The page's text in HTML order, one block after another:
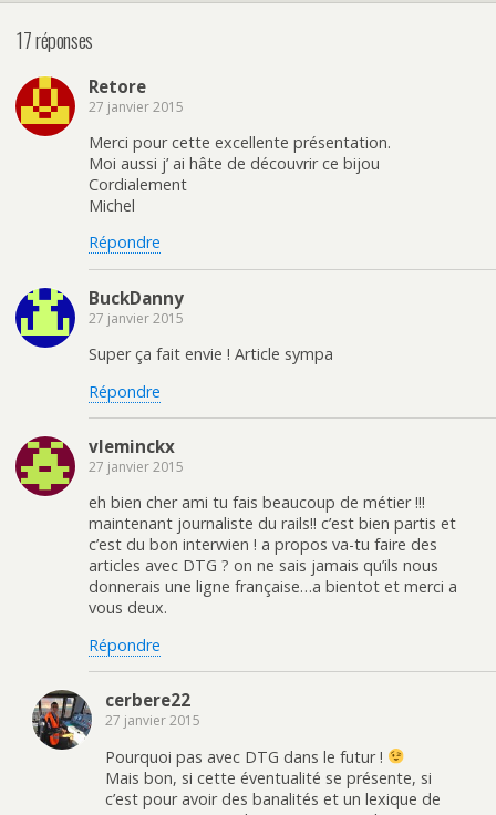
17 réponses
Retore
27 janvier 2015
Merci pour cette excellente présentation.
Moi aussi j’ ai hâte de découvrir ce bijou
Cordialement
Michel
Répondre
BuckDanny
27 janvier 2015
Super ça fait envie ! Article sympa
Répondre
vleminckx
27 janvier 2015
eh bien cher ami tu fais beaucoup de métier !!!
maintenant journaliste du rails!! c’est bien partis et
c’est du bon interwien ! a propos va-tu faire des
articles avec DTG ? on ne sais jamais qu’ils nous
donnerais une ligne française…a bientot et merci a
vous deux.
Répondre
cerbere22
27 janvier 2015
Pourquoi pas avec DTG dans le futur !
Mais bon, si cette éventualité se présente, si
c’est pour avoir des banalités et un lexique de